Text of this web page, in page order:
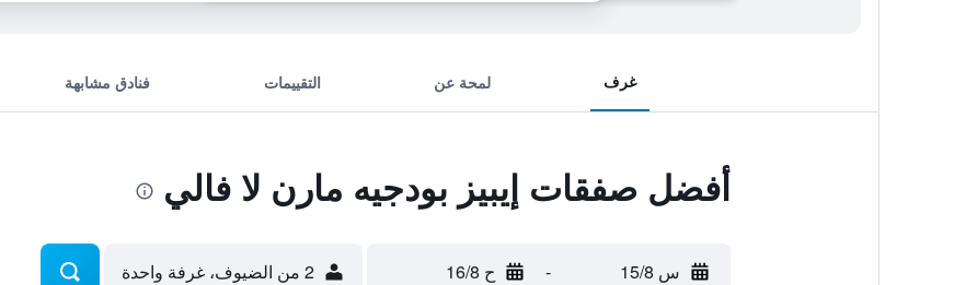
غرف لمحة عن التقييمات فنادق مشابهة
أفضل صفقات إيبيز بودجيه مارن لا فالي
س 15/8 - ح 16/8 2 من الضيوف، غرفة واحدة